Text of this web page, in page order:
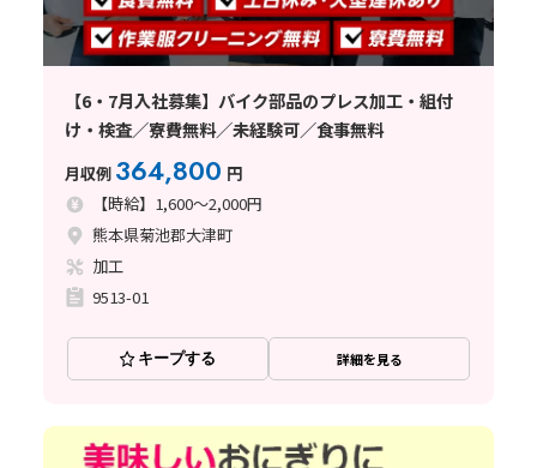
【6・7月入社募集】バイク部品のプレス加工・組付
け・検査／寮費無料／未経験可／食事無料
月収例 364,800 円
【時給】1,600～2,000円
熊本県菊池郡大津町
加工
9513-01
キープする 詳細を見る